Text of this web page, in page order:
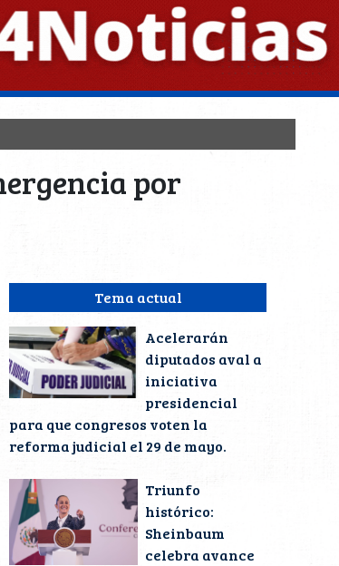
por
Tema actual
Acelerarán
diputados aval a
iniciativa
presidencial
para que congresos voten la
reforma judicial el 29 de mayo.
Triunfo
histórico:
Sheinbaum
celebra avance